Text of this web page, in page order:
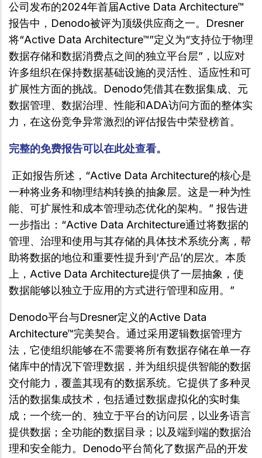
公司发布的2024年首届Active Data Architecture™
报告中，Denodo被评为顶级供应商之一。Dresner
将“Active Data Architecture™”定义为“支持位于物理
数据存储和数据消费点之间的独立平台层”，以应对
许多组织在保持数据基础设施的灵活性、适应性和可
扩展性方面的挑战。Denodo凭借其在数据集成、元
数据管理、数据治理、性能和ADA访问方面的整体实
力，在这份竞争异常激烈的评估报告中荣登榜首。
完整的免费报告可以在此处查看。
正如报告所述，“Active Data Architecture的核心是
一种将业务和物理结构转换的抽象层。这是一种为性
能、可扩展性和成本管理动态优化的架构。” 报告进
一步指出：“Active Data Architecture通过将数据的
管理、治理和使用与其存储的具体技术系统分离，帮
助将数据的地位和重要性提升到‘产品’的层次。本质
上，Active Data Architecture提供了一层抽象，使
数据能够以独立于应用的方式进行管理和应用。”
Denodo平台与Dresner定义的Active Data
Architecture™完美契合。通过采用逻辑数据管理方
法，它使组织能够在不需要将所有数据存储在单一存
储库中的情况下管理数据，并为组织提供智能的数据
交付能力，覆盖其现有的数据系统。它提供了多种灵
活的数据集成技术，包括通过数据虚拟化的实时集
成；一个统一的、独立于平台的访问层，以业务语言
提供数据；全功能的数据目录；以及端到端的数据治
理和安全能力。Denodo平台简化了数据产品的开发